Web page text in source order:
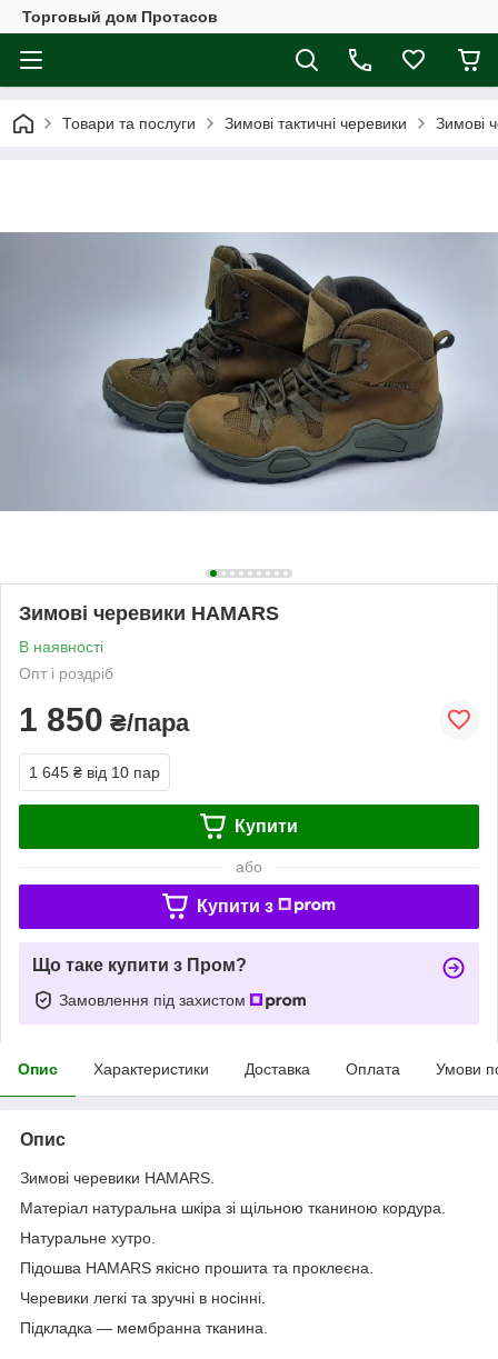
Торговый дом Протасов
Товари та послуги Зимові тактичні черевики Зимові
Зимові черевики HAMARS
В наявності
Опт і роздріб
1 850 ₴/пара
1 645 ₴ від 10 пар
Купити
або
Купити з
Що таке купити з Пром?
Замовлення під захистом
Опис Характеристики Доставка Оплата Умови
Опис
Зимові черевики HAMARS.
Матеріал натуральна шкіра зі щільною тканиною кордура.
Натуральне хутро.
Підошва HAMARS якісно прошита та проклеєна.
Черевики легкі та зручні в носінні.
Підкладка — мембранна тканина.